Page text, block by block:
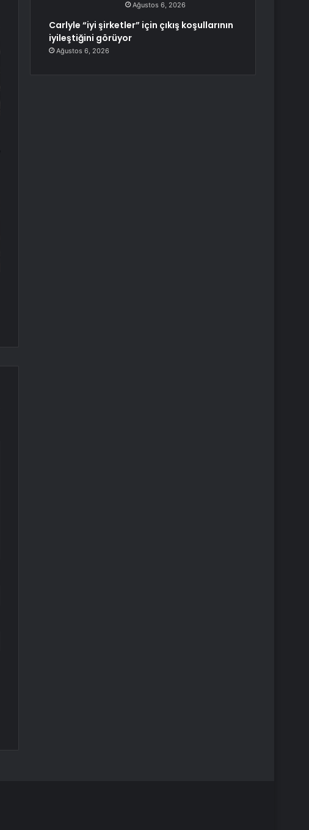
Ağustos 6, 2026
Carlyle “iyi şirketler” için çıkış koşullarının
iyileştiğini görüyor
Ağustos 6, 2026